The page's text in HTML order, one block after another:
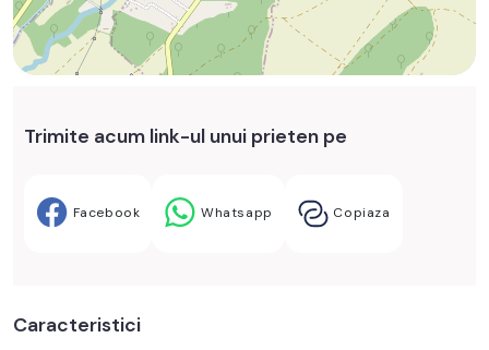
Trimite acum link-ul unui prieten pe
Facebook Whatsapp Copiaza
Caracteristici